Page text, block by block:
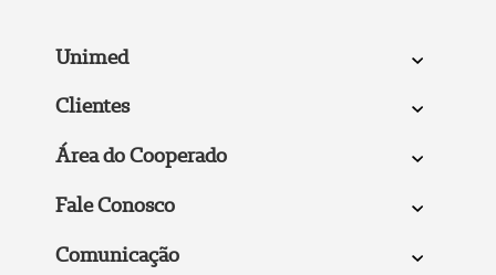
Unimed
Clientes
Área do Cooperado
Fale Conosco
Comunicação